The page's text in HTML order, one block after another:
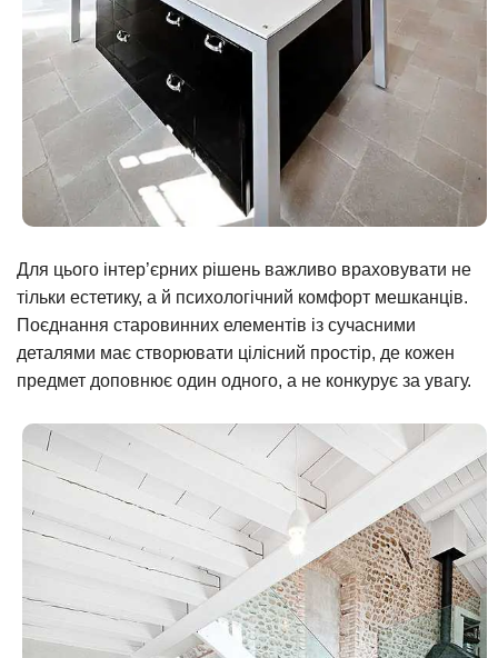
Для цього інтер’єрних рішень важливо враховувати не
тільки естетику, а й психологічний комфорт мешканців.
Поєднання старовинних елементів із сучасними
деталями має створювати цілісний простір, де кожен
предмет доповнює один одного, а не конкурує за увагу.